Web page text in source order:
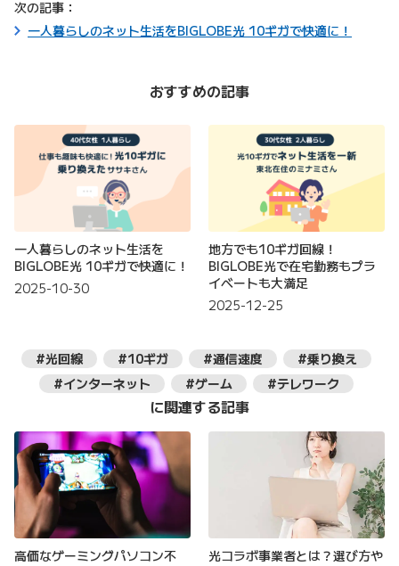
次の記事：
一人暮らしのネット生活をBIGLOBE光 10ギガで快適に！
おすすめの記事
一人暮らしのネット生活を
BIGLOBE光 10ギガで快適に！
2025-10-30
地方でも10ギガ回線！
BIGLOBE光で在宅勤務もプラ
イベートも大満足
2025-12-25
#光回線 #10ギガ #通信速度
#乗り換え
#インターネット
#ゲーム #テレワーク
に関連する記事
高価なゲーミングパソコン不
光コラボ事業者とは？選び方や